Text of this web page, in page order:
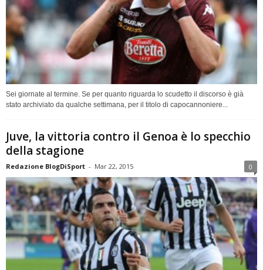
Sei giornate al termine. Se per quanto riguarda lo scudetto il discorso è già
stato archiviato da qualche settimana, per il titolo di capocannoniere...
Juve, la vittoria contro il Genoa è lo specchio
della stagione
Redazione BlogDiSport - Mar 22, 2015 0